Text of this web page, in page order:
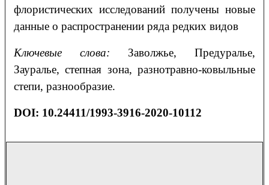
флористических исследований получены новые
данные о распространении ряда редких видов
Ключевые слова: Заволжье, Предуралье,
Зауралье, степная зона, разнотравно-ковыльные
степи, разнообразие.
DOI: 10.24411/1993-3916-2020-10112